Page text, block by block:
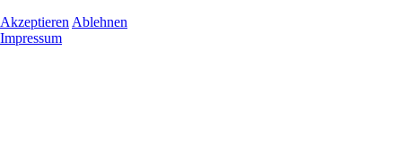
Akzeptieren Ablehnen
Impressum